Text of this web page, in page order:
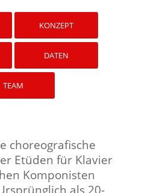
KONZEPT
DATEN
TEAM
choreografische
Etüden für Klavier
Komponisten
als 20-